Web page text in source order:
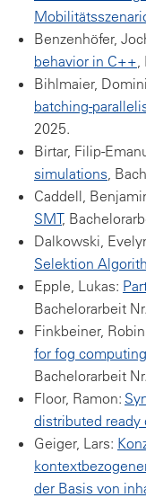
Benzenhöfer,
behavior in C++,
Bihlmaier,
batching-
2025.
Birtar, Filip-
simulations,
Caddell,
SMT,
Dalkowski,
Selektion
Epple, Lukas:
Bachelorarbeit
Finkbeiner,
for fog
Bachelorarbeit
Floor, Ramon:
distributed ready
Geiger, Lars:
der Basis von